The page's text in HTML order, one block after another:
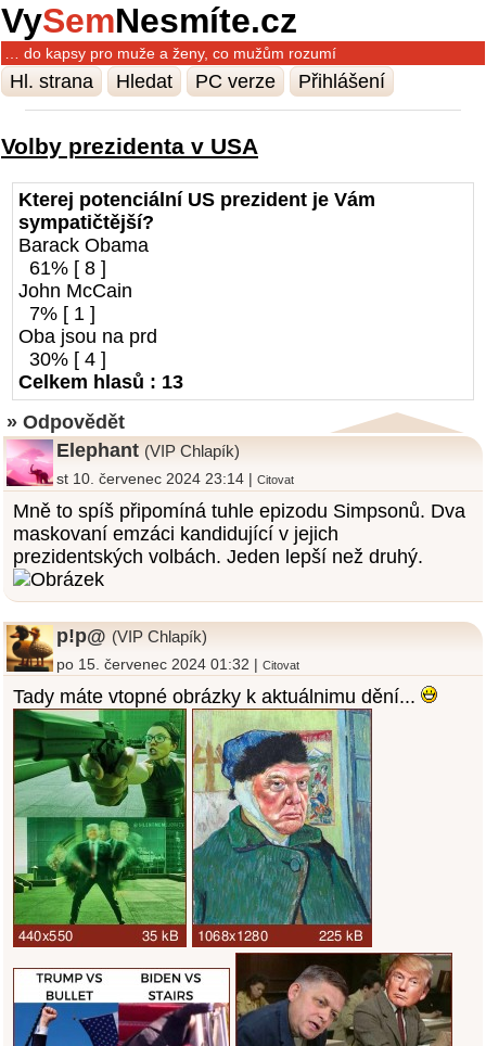
VySemNesmíte.cz
… do kapsy pro muže a ženy, co mužům rozumí
Hl. strana Hledat PC verze Přihlášení
Volby prezidenta v USA
Kterej potenciální US prezident je Vám
sympatičtější?
Barack Obama
61% [ 8 ]
John McCain
7% [ 1 ]
Oba jsou na prd
30% [ 4 ]
Celkem hlasů : 13
» Odpovědět
Elephant (VIP Chlapík)
st 10. červenec 2024 23:14 |Citovat
Mně to spíš připomíná tuhle epizodu Simpsonů. Dva
maskovaní emzáci kandidující v jejich
prezidentských volbách. Jeden lepší než druhý.
p!p@ (VIP Chlapík)
po 15. červenec 2024 01:32 |Citovat
Tady máte vtopné obrázky k aktuálnimu dění...